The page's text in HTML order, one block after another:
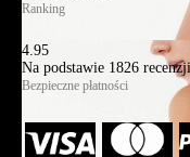
Ranking
4.95
Na podstawie 1826 recenzji
Bezpieczne płatności